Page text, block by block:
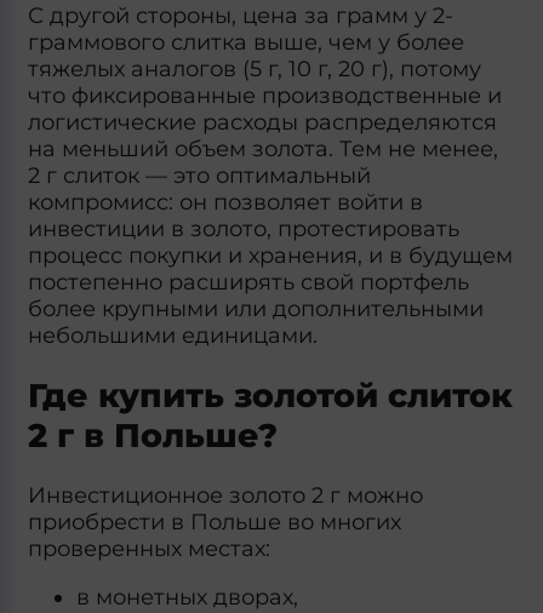
С другой стороны, цена за грамм у 2-
граммового слитка выше, чем у более
тяжелых аналогов (5 г, 10 г, 20 г), потому
что фиксированные производственные и
логистические расходы распределяются
на меньший объем золота. Тем не менее,
2 г слиток — это оптимальный
компромисс: он позволяет войти в
инвестиции в золото, протестировать
процесс покупки и хранения, и в будущем
постепенно расширять свой портфель
более крупными или дополнительными
небольшими единицами.
Где купить золотой слиток
2 г в Польше?
Инвестиционное золото 2 г можно
приобрести в Польше во многих
проверенных местах:
в монетных дворах,